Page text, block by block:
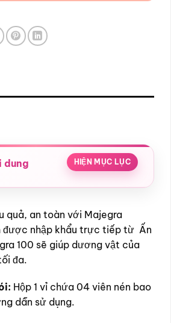
dung HIỆN MỤC LỤC
quả, an toàn với Majegra
được nhập khẩu trực tiếp từ Ấn
100 sẽ giúp dương vật của
đa.
Hộp 1 vỉ chứa 04 viên nén bao
dẫn sử dụng.